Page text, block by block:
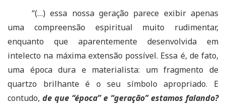
“(…) essa nossa geração parece exibir apenas
uma compreensão espiritual muito rudimentar,
enquanto que aparentemente desenvolvida em
intelecto na máxima extensão possível. Essa é, de fato,
uma época dura e materialista: um fragmento de
quartzo brilhante é o seu símbolo apropriado. E
contudo, de que “época” e “geração” estamos falando?